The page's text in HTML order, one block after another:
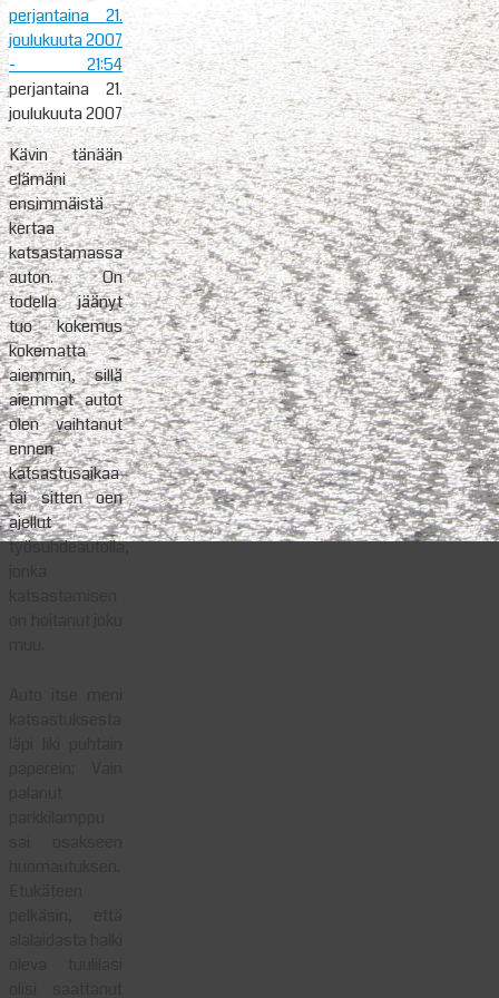
perjantaina 21.
joulukuuta 2007
- 21:54
perjantaina 21.
joulukuuta 2007
Kävin tänään
elämäni
ensimmäistä
kertaa
katsastamassa
auton. On
todella jäänyt
tuo kokemus
kokematta
aiemmin, sillä
aiemmat autot
olen vaihtanut
ennen
katsastusaikaa
tai sitten oen
ajellut
työsuhdeautolla,